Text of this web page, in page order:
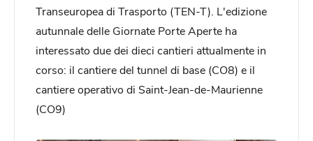
Transeuropea di Trasporto (TEN-T). L'edizione
autunnale delle Giornate Porte Aperte ha
interessato due dei dieci cantieri attualmente in
corso: il cantiere del tunnel di base (CO8) e il
cantiere operativo di Saint-Jean-de-Maurienne
(CO9)